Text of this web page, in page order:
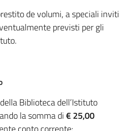
de volumi, a speciali inviti
previsti per gli
Biblioteca dell’Istituto
la somma di€ 25,00